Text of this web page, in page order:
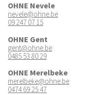
OHNE Nevele
nevele@ohne.be
09 247 07 15
OHNE Gent
gent@ohne.be
0485 53 80 29
OHNE Merelbeke
merelbeke@ohne.be
0474 69 25 47